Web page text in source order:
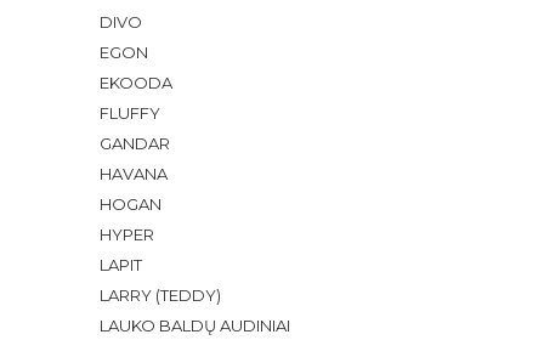
DIVO
EGON
EKOODA
FLUFFY
GANDAR
HAVANA
HOGAN
HYPER
LAPIT
LARRY (TEDDY)
LAUKO BALDŲ AUDINIAI